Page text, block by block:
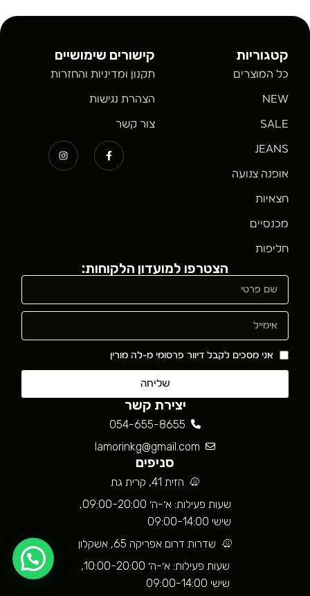
קטגוריות
כל המוצרים
NEW
SALE
JEANS
אופנה צנועה
חצאיות
מכנסיים
חליפות
קישורים שימושיים
תקנון ומדיניות והחזרות
הצהרת נגישות
צור קשר
הצטרפו למועדון הלקוחות:
אני מסכים לקבל דיוור פרסומי מ-לה מורין
שליחה
יצירת קשר
054-655-8655
lamorinkg@gmail.com
סניפים
הזית 41, קרית גת
שעות פעילות: א׳-ה׳ 09:00-20:00,
שישי 09:00-14:00
שדרות דרום אפריקה 65, אשקלון
שעות פעילות: א׳-ה׳ 10:00-20:00,
שישי 09:00-14:00